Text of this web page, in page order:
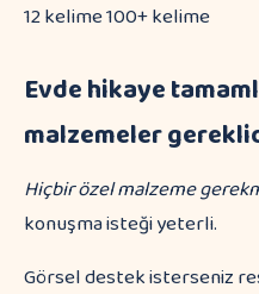
12 kelime 100+ kelime
Evde hikaye
malzemeler
Hiçbir özel malzeme
konuşma isteği yeterli.
Görsel destek isterseniz